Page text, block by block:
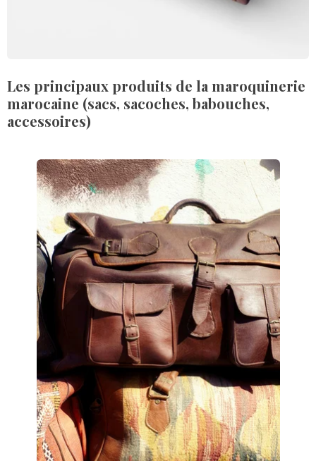
Les principaux produits de la maroquinerie
marocaine (sacs, sacoches, babouches,
accessoires)